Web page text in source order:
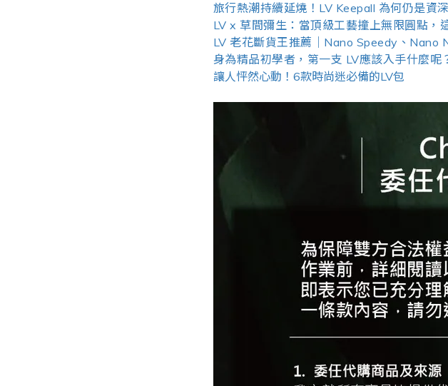
旅行熱潮持續延燒！LV Keepall 為何仍是資
LV x 草間彌生：當頂級工藝撞上無限圓點，
LV 老花斷貨王推薦｜Nano Speedy、Nano
身為精品初學者，第一支 LV應該入手什麼呢
讓人怦然心動！6款時尚迷必備的LV包